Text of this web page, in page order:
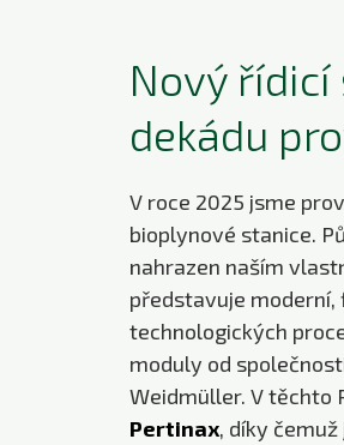
Nový
dekádu
V roce 2025 jsme
bioplynové stanice.
nahrazen naším
představuje moderní,
technologických
moduly od
Weidmüller. V těchto
Pertinax, díky